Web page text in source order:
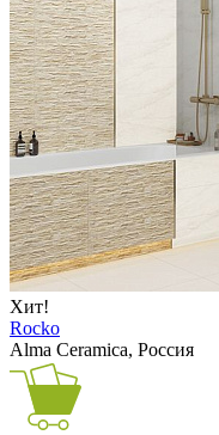
Хит!
Rocko
Alma Ceramica, Россия